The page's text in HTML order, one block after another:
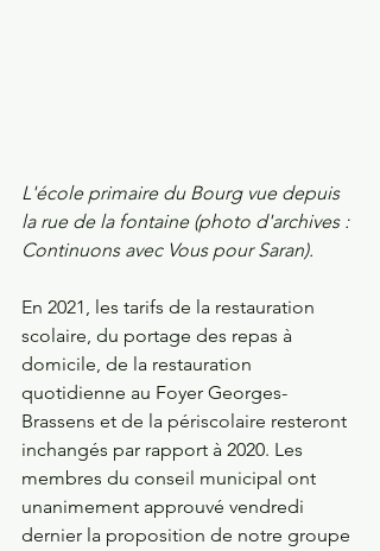
L'école primaire du Bourg vue depuis
la rue de la fontaine (photo d'archives :
Continuons avec Vous pour Saran).
En 2021, les tarifs de la restauration
scolaire, du portage des repas à
domicile, de la restauration
quotidienne au Foyer Georges-
Brassens et de la périscolaire resteront
inchangés par rapport à 2020. Les
membres du conseil municipal ont
unanimement approuvé vendredi
dernier la proposition de notre groupe